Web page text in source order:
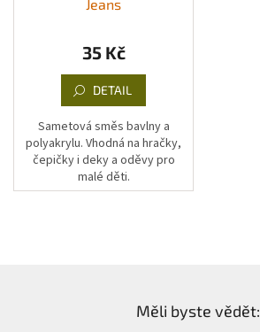
Jeans
35 Kč
DETAIL
Sametová směs bavlny a
polyakrylu. Vhodná na hračky,
čepičky i deky a oděvy pro
malé děti.
Měli byste vědět: